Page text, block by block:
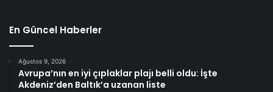
En Güncel Haberler
Ağustos 9, 2026
Avrupa’nın en iyi çıplaklar plajı belli oldu: İşte
Akdeniz’den Baltık’a uzanan liste